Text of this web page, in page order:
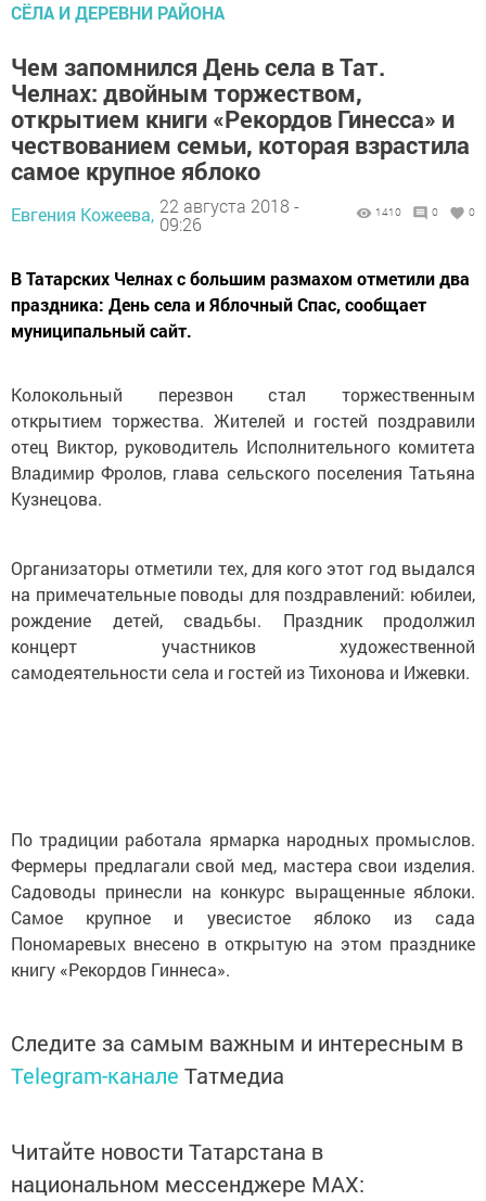
СЁЛА И ДЕРЕВНИ РАЙОНА
Чем запомнился День села в Тат.
Челнах: двойным торжеством,
открытием книги «Рекордов Гинесса» и
чествованием семьи, которая взрастила
самое крупное яблоко
Евгения Кожеева, 22 августа 2018 -
09:26
1410 0 0
В Татарских Челнах с большим размахом отметили два
праздника: День села и Яблочный Спас, сообщает
муниципальный сайт.
Колокольный перезвон стал торжественным
открытием торжества. Жителей и гостей поздравили
отец Виктор, руководитель Исполнительного комитета
Владимир Фролов, глава сельского поселения Татьяна
Кузнецова.
Организаторы отметили тех, для кого этот год выдался
на примечательные поводы для поздравлений: юбилеи,
рождение детей, свадьбы. Праздник продолжил
концерт участников художественной
самодеятельности села и гостей из Тихонова и Ижевки.
По традиции работала ярмарка народных промыслов.
Фермеры предлагали свой мед, мастера свои изделия.
Садоводы принесли на конкурс выращенные яблоки.
Самое крупное и увесистое яблоко из сада
Пономаревых внесено в открытую на этом празднике
книгу «Рекордов Гиннеса».
Следите за самым важным и интересным в
Telegram-канале Татмедиа
Читайте новости Татарстана в
национальном мессенджере MАХ: